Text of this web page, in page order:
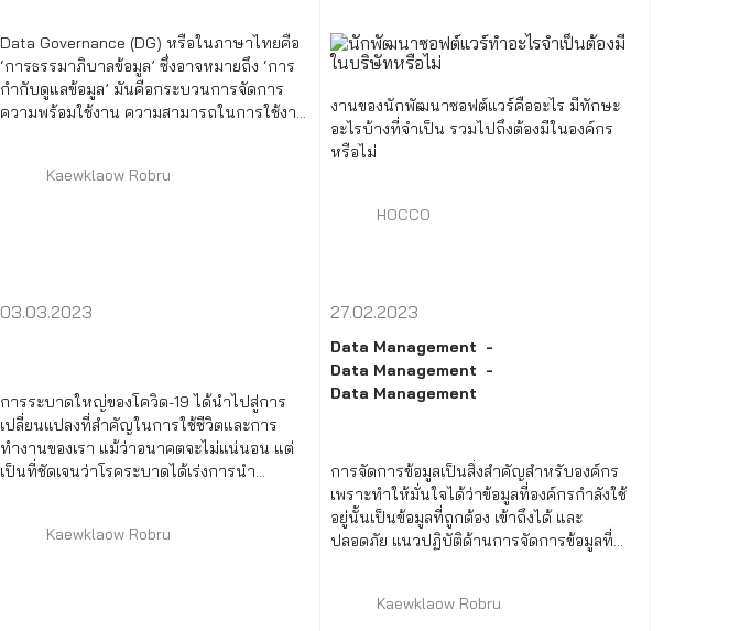
Data Governance (DG) หรือในภาษาไทยคือ
‘การธรรมาภิบาลข้อมูล’ ซึ่งอาจหมายถึง ‘การ
กำกับดูแลข้อมูล’ มันคือกระบวนการจัดการ
ความพร้อมใช้งาน ความสามารถในการใช้งาน
Kaewklaow Robru
งานของนักพัฒนาซอฟต์แวร์คืออะไร มีทักษะ
อะไรบ้างที่จำเป็น รวมไปถึงต้องมีในองค์กร
หรือไม่
HOCCO
03.03.2023
การระบาดใหญ่ของโควิด-19 ได้นำไปสู่การ
เปลี่ยนแปลงที่สำคัญในการใช้ชีวิตและการ
ทำงานของเรา แม้ว่าอนาคตจะไม่แน่นอน แต่
เป็นที่ชัดเจนว่าโรคระบาดได้เร่งการนำ
Kaewklaow Robru
27.02.2023
Data Management
Data Management
Data Management
การจัดการข้อมูลเป็นสิ่งสำคัญสำหรับองค์กร
เพราะทำให้มั่นใจได้ว่าข้อมูลที่องค์กรกำลังใช้
อยู่นั้นเป็นข้อมูลที่ถูกต้อง เข้าถึงได้ และ
ปลอดภัย แนวปฏิบัติด้านการจัดการข้อมูลที่
วิเคราะห์ข้อมูล
Kaewklaow Robru